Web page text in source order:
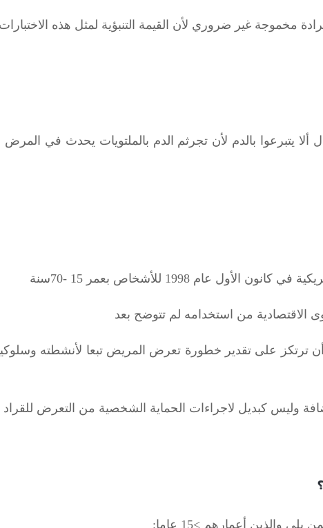
مخموجة غير ضروري لأن القيمة التنبؤية لمثل هذه
يتبرعوا بالدم لأن تجرثم الدم بالملتويات يحدث في المرض
في كانون الأول عام 1998 للأشخاص بعمر 15 -70سنة
الاقتصادية من استخدامه لم تتوضح بعد
ترتكز على تقدير خطورة تعرض المريض تبعا لأنشطته
وليس كبديل لاجراءات الحماية الشخصية من التعرض للقراد